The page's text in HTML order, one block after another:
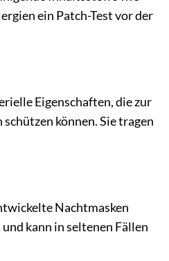
ein Patch-Test vor der
Eigenschaften, die zur
können. Sie tragen
Nachtmasken
kann in seltenen Fällen